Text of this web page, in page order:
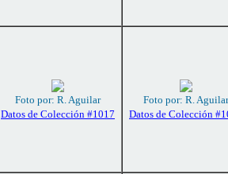
Foto por: R. Aguilar
Datos de Colección #1017
Foto por: R. Aguilar
Datos de Colección